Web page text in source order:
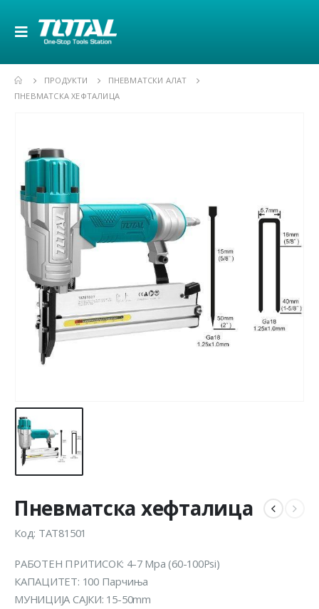
ПРОДУКТИ
ПНЕВМАТСКИ АЛАТ
ПНЕВМАТСКА ХЕФТАЛИЦА
Пневматска хефталица
Код: TAT81501
РАБОТЕН ПРИТИСОК: 4-7 Mpa (60-100Psi)
КАПАЦИТЕТ: 100 Парчиња
МУНИЦИЈА САЈКИ: 15-50mm